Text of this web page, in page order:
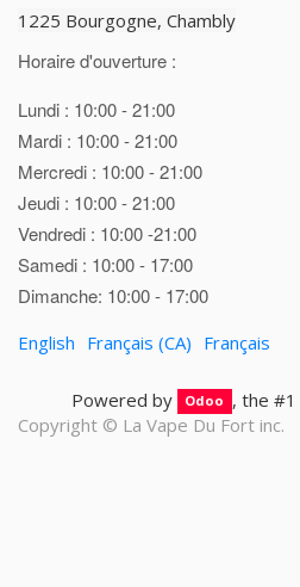
1225 Bourgogne, Chambly
Horaire d'ouverture :
Lundi : 10:00 - 21:00
Mardi : 10:00 - 21:00
Mercredi : 10:00 - 21:00
Jeudi : 10:00 - 21:00
Vendredi : 10:00 -21:00
Samedi : 10:00 - 17:00
Dimanche: 10:00 - 17:00
English Français (CA) Français
Powered by Odoo , the #1
Copyright © La Vape Du Fort inc.